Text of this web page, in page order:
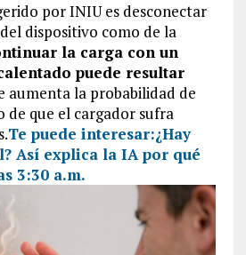
por INIU es desconectar
dispositivo como de la
la carga con un
puede resultar
aumenta la probabilidad de
que el cargador sufra
Te puede interesar:¿Hay
Así explica la IA por qué
3:30 a.m.